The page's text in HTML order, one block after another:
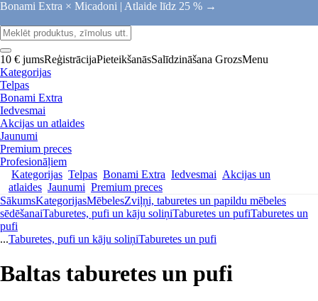
Bonami Extra × Micadoni | Atlaide līdz 25 % →
10 € jumsReģistrācijaPieteikšanāsSalīdzināšana GrozsMenu
Kategorijas
Telpas
Bonami Extra
Iedvesmai
Akcijas un atlaides
Jaunumi
Premium preces
Profesionāļiem
Kategorijas Telpas Bonami Extra Iedvesmai Akcijas un
atlaides Jaunumi Premium preces
SākumsKategorijasMēbelesZviļņi, taburetes un papildu mēbeles
sēdēšanaiTaburetes, pufi un kāju soliņiTaburetes un pufiTaburetes un
pufi
...Taburetes, pufi un kāju soliņiTaburetes un pufi
Baltas taburetes un pufi